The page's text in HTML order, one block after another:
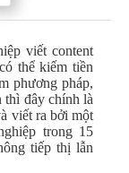
viết content
thể kiếm tiền
phương pháp,
thì đây chính là
viết ra bởi một
trong 15
tiếp thị lẫn